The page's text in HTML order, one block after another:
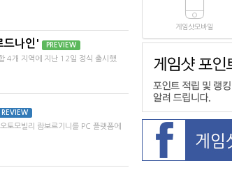
드나인' PREVIEW
4개 지역에 지난 12일 정식 출시했
REVIEW
토모빌리 람보르기니를 PC 플랫폼에
게임샷모바일